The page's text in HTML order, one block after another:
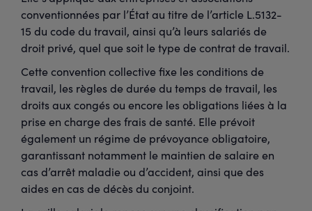
conventionnées par l’État au titre de l’article L.5132-
15 du code du travail, ainsi qu’à leurs salariés de
droit privé, quel que soit le type de contrat de travail.
Cette convention collective fixe les conditions de
travail, les règles de durée du temps de travail, les
droits aux congés ou encore les obligations liées à la
prise en charge des frais de santé. Elle prévoit
également un régime de prévoyance obligatoire,
garantissant notamment le maintien de salaire en
cas d’arrêt maladie ou d’accident, ainsi que des
aides en cas de décès du conjoint.